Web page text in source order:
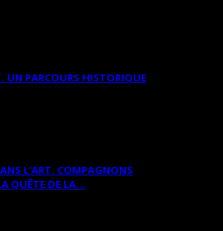
UN PARCOURS HISTORIQUE
L’ART. COMPAGNONS
QUÊTE DE LA...